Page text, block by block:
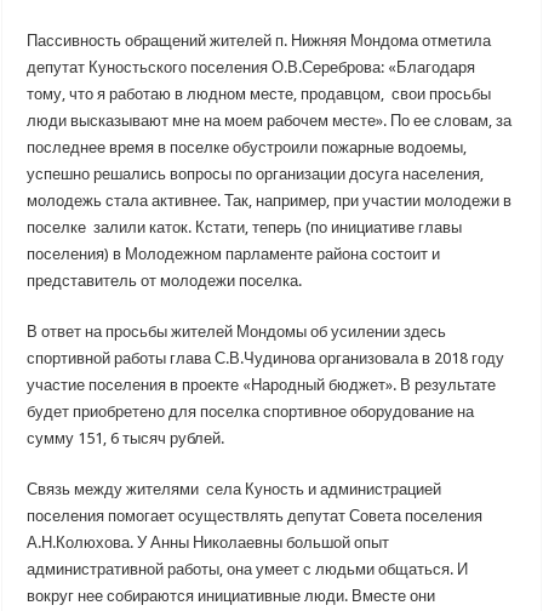
Пассивность обращений жителей п. Нижняя Мондома отметила
депутат Куностьского поселения О.В.Сереброва: «Благодаря
тому, что я работаю в людном месте, продавцом, свои просьбы
люди высказывают мне на моем рабочем месте». По ее словам, за
последнее время в поселке обустроили пожарные водоемы,
успешно решались вопросы по организации досуга населения,
молодежь стала активнее. Так, например, при участии молодежи в
поселке залили каток. Кстати, теперь (по инициативе главы
поселения) в Молодежном парламенте района состоит и
представитель от молодежи поселка.
В ответ на просьбы жителей Мондомы об усилении здесь
спортивной работы глава С.В.Чудинова организовала в 2018 году
участие поселения в проекте «Народный бюджет». В результате
будет приобретено для поселка спортивное оборудование на
сумму 151, 6 тысяч рублей.
Связь между жителями села Куность и администрацией
поселения помогает осуществлять депутат Совета поселения
А.Н.Колюхова. У Анны Николаевны большой опыт
административной работы, она умеет с людьми общаться. И
вокруг нее собираются инициативные люди. Вместе они